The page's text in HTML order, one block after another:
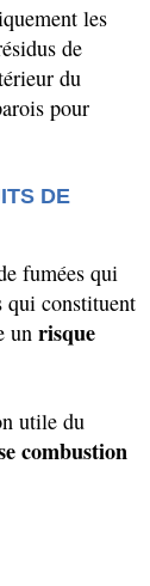
les
de
du
pour
DE
fumées qui
qui constituent
un risque
utile du
combustion